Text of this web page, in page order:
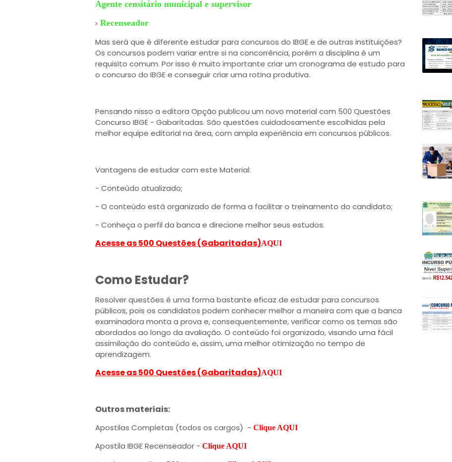
Agente censitário municipal e supervisor
Recenseador
Mas será que é diferente estudar para concursos do IBGE e de outras instituições?
Os concursos podem variar entre si na concorrência, porém a disciplina é um
requisito comum. Por isso é muito importante criar um cronograma de estudo para
o concurso do IBGE e conseguir criar uma rotina produtiva.
Pensando nisso a editora Opção publicou um novo material com 500 Questões
Concurso IBGE - Gabaritadas. São questões cuidadosamente escolhidas pela
melhor equipe editorial na área, com ampla experiência em concursos públicos.
Vantagens de estudar com este Material:
- Conteúdo atualizado;
- O conteúdo está organizado de forma a facilitar o treinamento do candidato;
- Conheça o perfil da banca e direcione melhor seus estudos.
Acesse as 500 Questões (Gabaritadas)AQUI
Como Estudar?
Resolver questões é uma forma bastante eficaz de estudar para concursos
públicos, pois os candidatos podem conhecer melhor a maneira com que a banca
examinadora monta a prova e, consequentemente, verificar como os temas são
abordados ao longo da avaliação. O conteúdo foi organizado, visando uma fácil
assimilação do conteúdo e, assim, uma melhor otimização no tempo de
aprendizagem.
Acesse as 500 Questões (Gabaritadas)AQUI
Outros materiais:
Apostilas Completas (todos os cargos) - Clique AQUI
Apostila IBGE Recenseador - Clique AQUI